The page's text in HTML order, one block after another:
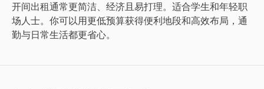
开间出租通常更简洁、经济且易打理。适合学生和年轻职
场人士。你可以用更低预算获得便利地段和高效布局，通
勤与日常生活都更省心。